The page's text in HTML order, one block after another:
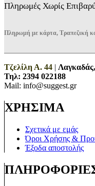
Πληρωμές Χωρίς
Πληρωμή με κάρτα, Τραπεζική
Τζελίλη Α. 44 |
Τηλ: 2394 022188
Mail: info@suggest.gr
ΧΡΗΣΙΜΑ
Σχετικά με εμάς
Όροι Χρήσης &
Έξοδα αποστολής